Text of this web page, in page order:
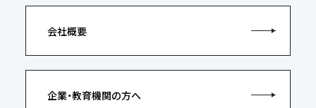
会社概要
企業・教育機関の方へ